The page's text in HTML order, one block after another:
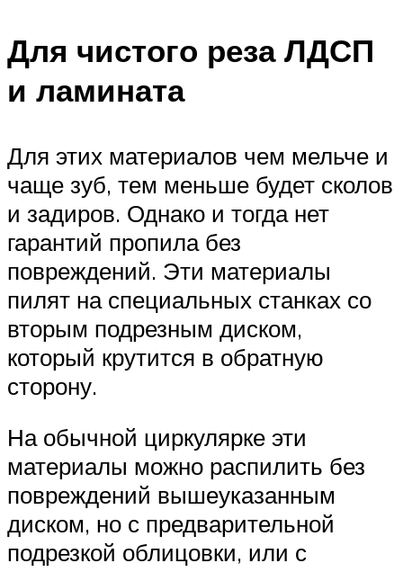
Для чистого реза ЛДСП
и ламината
Для этих материалов чем мельче и
чаще зуб, тем меньше будет сколов
и задиров. Однако и тогда нет
гарантий пропила без
повреждений. Эти материалы
пилят на специальных станках со
вторым подрезным диском,
который крутится в обратную
сторону.
На обычной циркулярке эти
материалы можно распилить без
повреждений вышеуказанным
диском, но с предварительной
подрезкой облицовки, или с